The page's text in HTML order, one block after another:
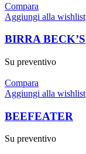
Compara
Aggiungi alla wishlist
BIRRA BECK’S
Su preventivo
Compara
Aggiungi alla wishlist
BEEFEATER
Su preventivo